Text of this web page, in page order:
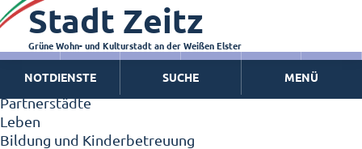
Zeitz - Die Kleinstadt
Willkommen in Zeitz!
Interview mit Oberbürgermeister Christian Thieme
Zeitz - Stadt der Zukunft
Ortschaften
Partnerstädte
Leben
Bildung und Kinderbetreuung
Stadt Zeitz
Grüne Wohn- und Kulturstadt an der Weißen Elster
NOTDIENSTE SUCHE MENÜ